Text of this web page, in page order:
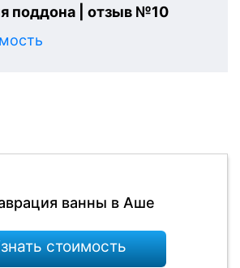
поддона | отзыв №10
ванны в Аше
стоимость